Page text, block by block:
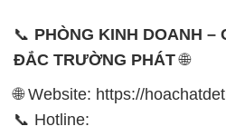
📞 PHÒNG KINH DOANH –
ĐẮC TRƯỜNG PHÁT🌐
🌐 Website: https://
📞 Hotline: